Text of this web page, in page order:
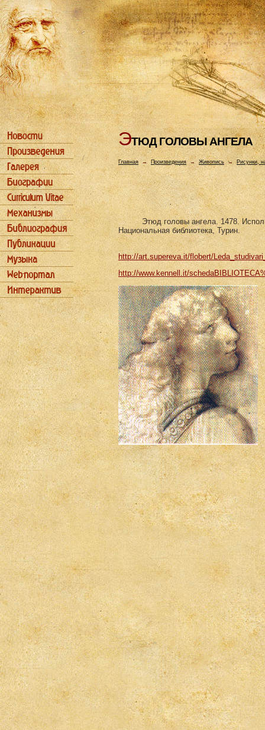
ЭТЮД ГОЛОВЫ АHГЕЛА
Главная→ Произведения → Живопись → Рисунки,
Этюд головы ангела. 1478.
Национальная библиотека, Турин.
http://art.supereva.it/flobert/
http://www.kennell.it/